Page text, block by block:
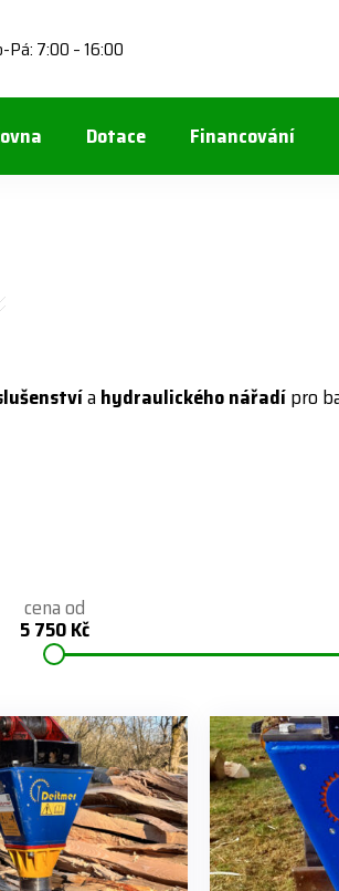
Pá: 7:00 – 16:00
Dotace Financování
ahydraulického nářadípro
cena od
5 750 Kč